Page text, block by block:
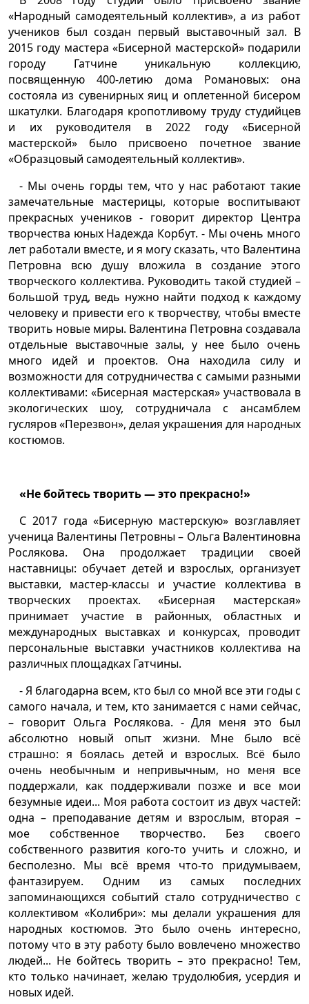
«Народный самодеятельный коллектив», а из работ
учеников был создан первый выставочный зал. В
2015 году мастера «Бисерной мастерской» подарили
городу Гатчине уникальную коллекцию,
посвященную 400-летию дома Романовых: она
состояла из сувенирных яиц и оплетенной бисером
шкатулки. Благодаря кропотливому труду студийцев
и их руководителя в 2022 году «Бисерной
мастерской» было присвоено почетное звание
«Образцовый самодеятельный коллектив».
- Мы очень горды тем, что у нас работают такие
замечательные мастерицы, которые воспитывают
прекрасных учеников - говорит директор Центра
творчества юных Надежда Корбут. - Мы очень много
лет работали вместе, и я могу сказать, что Валентина
Петровна всю душу вложила в создание этого
творческого коллектива. Руководить такой студией –
большой труд, ведь нужно найти подход к каждому
человеку и привести его к творчеству, чтобы вместе
творить новые миры. Валентина Петровна создавала
отдельные выставочные залы, у нее было очень
много идей и проектов. Она находила силу и
возможности для сотрудничества с самыми разными
коллективами: «Бисерная мастерская» участвовала в
экологических шоу, сотрудничала с ансамблем
гусляров «Перезвон», делая украшения для народных
костюмов.
«Не бойтесь творить — это прекрасно!»
С 2017 года «Бисерную мастерскую» возглавляет
ученица Валентины Петровны – Ольга Валентиновна
Рослякова. Она продолжает традиции своей
наставницы: обучает детей и взрослых, организует
выставки, мастер-классы и участие коллектива в
творческих проектах. «Бисерная мастерская»
принимает участие в районных, областных и
международных выставках и конкурсах, проводит
персональные выставки участников коллектива на
различных площадках Гатчины.
- Я благодарна всем, кто был со мной все эти годы с
самого начала, и тем, кто занимается с нами сейчас,
– говорит Ольга Рослякова. - Для меня это был
абсолютно новый опыт жизни. Мне было всё
страшно: я боялась детей и взрослых. Всё было
очень необычным и непривычным, но меня все
поддержали, как поддерживали позже и все мои
безумные идеи... Моя работа состоит из двух частей:
одна – преподавание детям и взрослым, вторая –
мое собственное творчество. Без своего
собственного развития кого-то учить и сложно, и
бесполезно. Мы всё время что-то придумываем,
фантазируем. Одним из самых последних
запоминающихся событий стало сотрудничество с
коллективом «Колибри»: мы делали украшения для
народных костюмов. Это было очень интересно,
потому что в эту работу было вовлечено множество
людей... Не бойтесь творить – это прекрасно! Тем,
кто только начинает, желаю трудолюбия, усердия и
новых идей.